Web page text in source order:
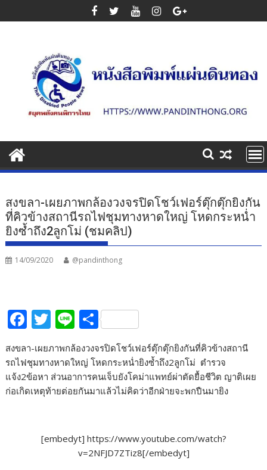
to
สงขลา-เผยภาพกล้องวงจรปิดโชว์เฟอร์ตุ๊กตุ๊กยิงกัน
ที่คิวข้างสถานีรถไฟชุมทางหาดใหญ่ โหดกระหน่ำ
ยิงซ้ำถึง2ลูกโม่ (ชมคลิป)
14/09/2020 @pandinthong
F
e
b
o
T
itt
er
Li
n
e
S
h
ar
e
สงขลา-เผยภาพกล้องวงจรปิดโชว์เฟอร์ตุ๊กตุ๊กยิงกันที่คิวข้างสถานี
รถไฟชุมทางหาดใหญ่ โหดกระหน่ำยิงซ้ำถึง2ลูกโม่ ตำรวจ
แจ้ง2ข้อหา ส่วนอาการคนเจ็บยังโคม่าแพทย์ผ่าตัดยื้อชีวิต ญาติเผย
ก่อเกิดเหตุท้ายต่อยกันมาแล้วไม่คิดว่าอีกฝ่ายจะพกปืนมายิง
[embedyt] https://www.youtube.com/watch?
v=2NFJD7ZTiz8[/embedyt]